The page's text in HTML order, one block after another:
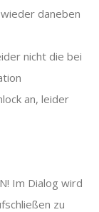
daneben
nicht die bei
an, leider
Im Dialog wird
zu